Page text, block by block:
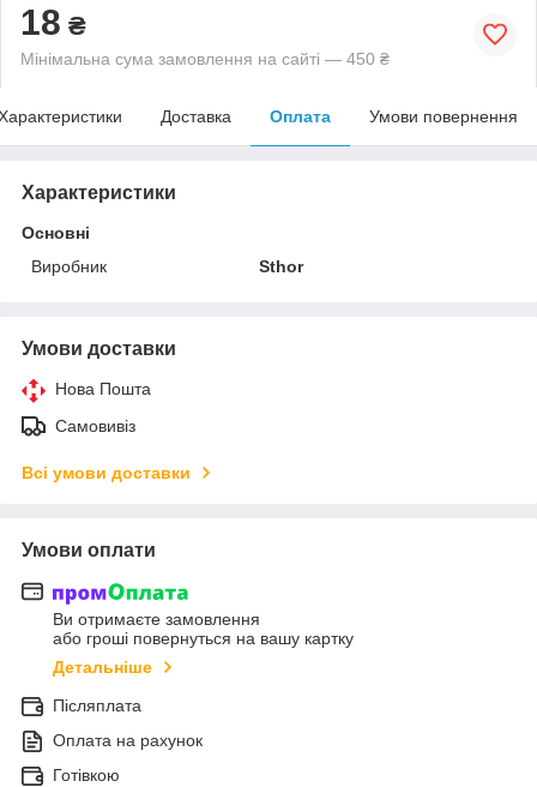
18 ₴
Мінімальна сума замовлення на сайті — 450 ₴
Доставка Оплата Умови повернення
Характеристики
Основні
Виробник
Sthor
Умови доставки
Нова Пошта
Самовивіз
Всі умови доставки
Умови оплати
Ви отримаєте замовлення
або гроші повернуться на вашу картку
Детальніше
Післяплата
Оплата на рахунок
Готівкою